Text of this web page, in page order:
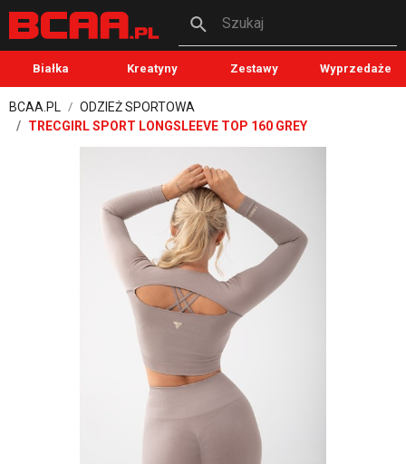
Szukaj
Białka Kreatyny Zestawy Wyprzedaże
BCAA.PL
ODZIEŻ SPORTOWA
TRECGIRL SPORT LONGSLEEVE TOP 160 GREY